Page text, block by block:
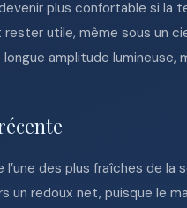
plus confortable si la
utile, même sous un
amplitude
des plus fraîches de la
un redoux net, puisque le